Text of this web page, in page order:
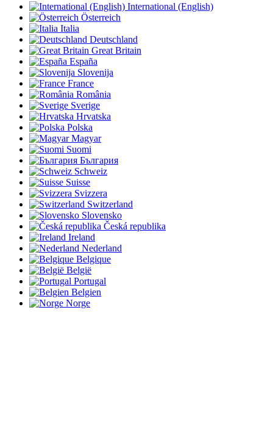
International (English)
Österreich
Italia
Deutschland
Great Britain
España
Slovenija
France
România
Sverige
Hrvatska
Polska
Magyar
Suomi
България
Schweiz
Suisse
Svizzera
Switzerland
Slovensko
Česká republika
Ireland
Nederland
Belgique
België
Portugal
Belgien
Norge